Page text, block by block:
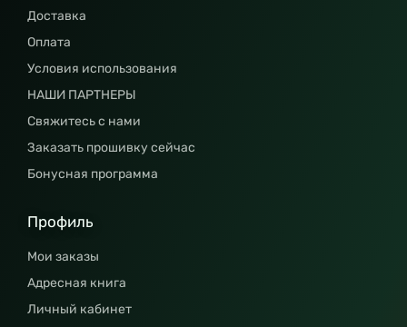
Доставка
Оплата
Условия использования
НАШИ ПАРТНЕРЫ
Свяжитесь с нами
Заказать прошивку сейчас
Бонусная программа
Профиль
Мои заказы
Адресная книга
Личный кабинет